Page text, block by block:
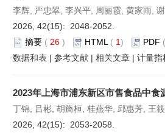
李辉, 严忠翠, 李兴平, 周丽霞, 黄家雨,
2026, 42(15): 2048-2052.
摘要 ( 26 ) HTML ( 1) PDF
数据和表 | 参考文献 | 相关文章 | 计量指
2023年上海市浦东新区市售食品中食
丁锦, 吕彬, 胡旖桓, 桂燕华, 邱惠芳, 王
2026, 42(15): 2053-2058.